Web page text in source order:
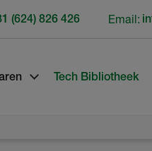
Tech Bibliotheek
(624) 826 426 Email: